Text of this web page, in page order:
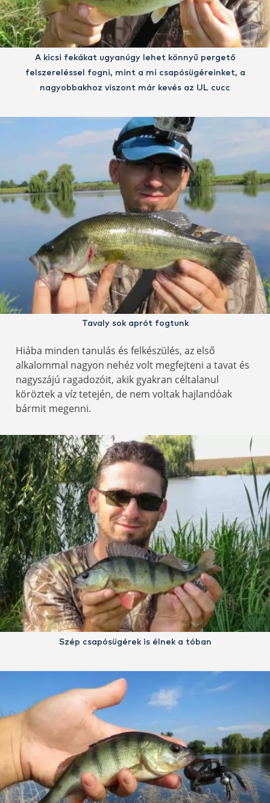
A kicsi fekákat ugyanúgy lehet könnyű pergető
felszereléssel fogni, mint a mi csapósügéreinket, a
nagyobbakhoz viszont már kevés az UL cucc
Tavaly sok aprót fogtunk
Hiába minden tanulás és felkészülés, az első
alkalommal nagyon nehéz volt megfejteni a tavat és
nagyszájú ragadozóit, akik gyakran céltalanul
köröztek a víz tetején, de nem voltak hajlandóak
bármit megenni.
Szép csapósügérek is élnek a tóban